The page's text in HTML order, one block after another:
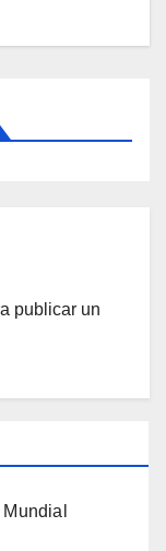
publicar un